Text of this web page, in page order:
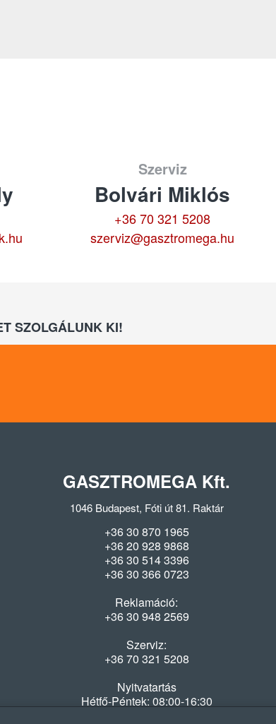
Szerviz
Bolvári Miklós
+36 70 321 5208
szerviz@gasztromega.hu
SZOLGÁLUNK KI!
GASZTROMEGA Kft.
1046 Budapest, Fóti út 81. Raktár
+36 30 870 1965
+36 20 928 9868
+36 30 514 3396
+36 30 366 0723
Reklamáció:
+36 30 948 2569
Szerviz:
+36 70 321 5208
Nyitvatartás
Hétfő-Péntek: 08:00-16:30